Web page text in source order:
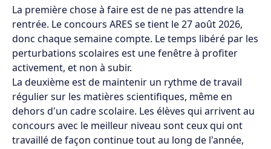
La première chose à faire est de ne pas attendre la
rentrée. Le concours ARES se tient le 27 août 2026,
donc chaque semaine compte. Le temps libéré par les
perturbations scolaires est une fenêtre à profiter
activement, et non à subir.
La deuxième est de maintenir un rythme de travail
régulier sur les matières scientifiques, même en
dehors d'un cadre scolaire. Les élèves qui arrivent au
concours avec le meilleur niveau sont ceux qui ont
travaillé de façon continue tout au long de l'année,